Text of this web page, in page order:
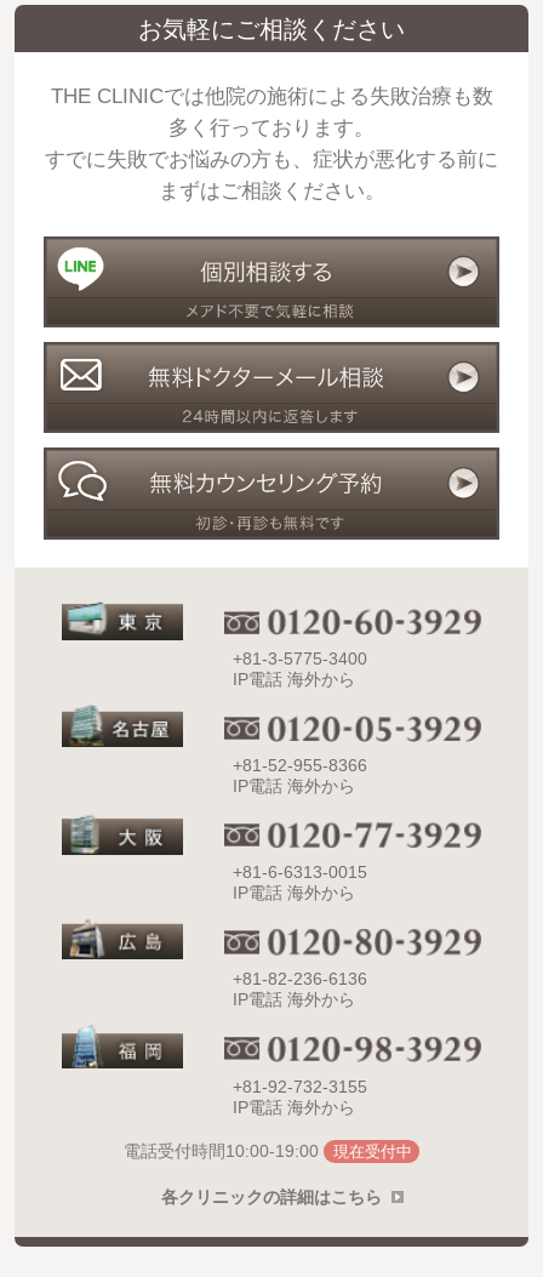
お気軽にご相談ください
THE CLINICでは他院の施術による失敗治療も数
多く行っております。
すでに失敗でお悩みの方も、症状が悪化する前に
まずはご相談ください。
+81-3-5775-3400
IP電話 海外から
+81-52-955-8366
IP電話 海外から
+81-6-6313-0015
IP電話 海外から
+81-82-236-6136
IP電話 海外から
+81-92-732-3155
IP電話 海外から
電話受付時間10:00-19:00 現在受付中
各クリニックの詳細はこちら